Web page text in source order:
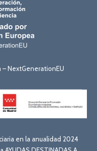
NextGenerationEU
en la anualidad 2024